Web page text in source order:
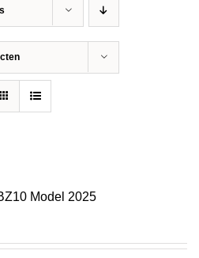
Model 2025